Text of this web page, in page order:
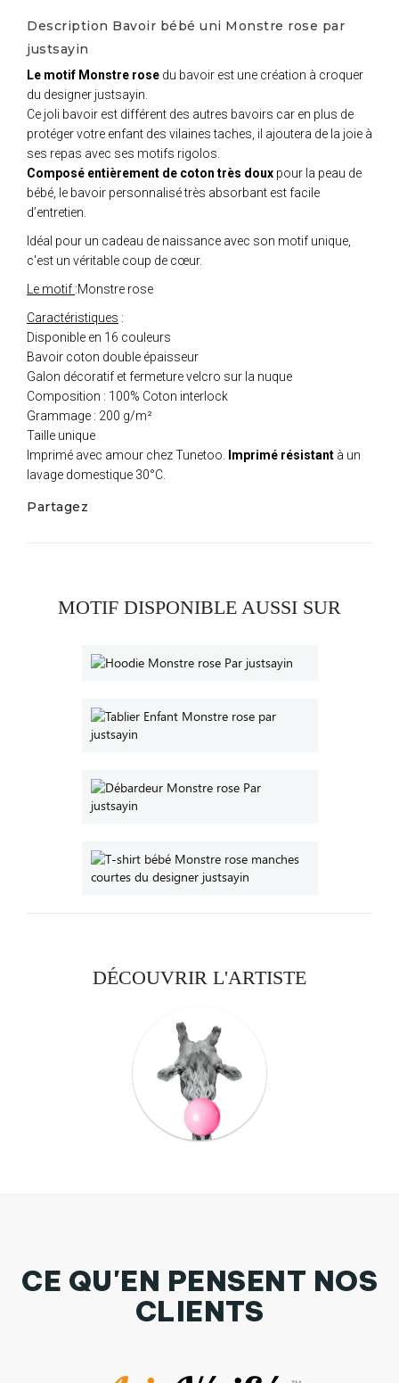
Description Bavoir bébé uni Monstre rose par
justsayin
Le motif Monstre rose du bavoir est une création à croquer
du designer justsayin.
Ce joli bavoir est différent des autres bavoirs car en plus de
protéger votre enfant des vilaines taches, il ajoutera de la joie à
ses repas avec ses motifs rigolos.
Composé entièrement de coton très doux pour la peau de
bébé, le bavoir personnalisé très absorbant est facile
d’entretien.
Idéal pour un cadeau de naissance avec son motif unique,
c'est un véritable coup de cœur.
Le motif :Monstre rose
Caractéristiques :
Disponible en 16 couleurs
Bavoir coton double épaisseur
Galon décoratif et fermeture velcro sur la nuque
Composition : 100% Coton interlock
Grammage : 200 g/m²
Taille unique
Imprimé avec amour chez Tunetoo.
Imprimé résistant à un
lavage domestique 30°C.
Partagez
MOTIF DISPONIBLE AUSSI SUR
DÉCOUVRIR L'ARTISTE
CE QU'EN PENSENT NOS
CLIENTS